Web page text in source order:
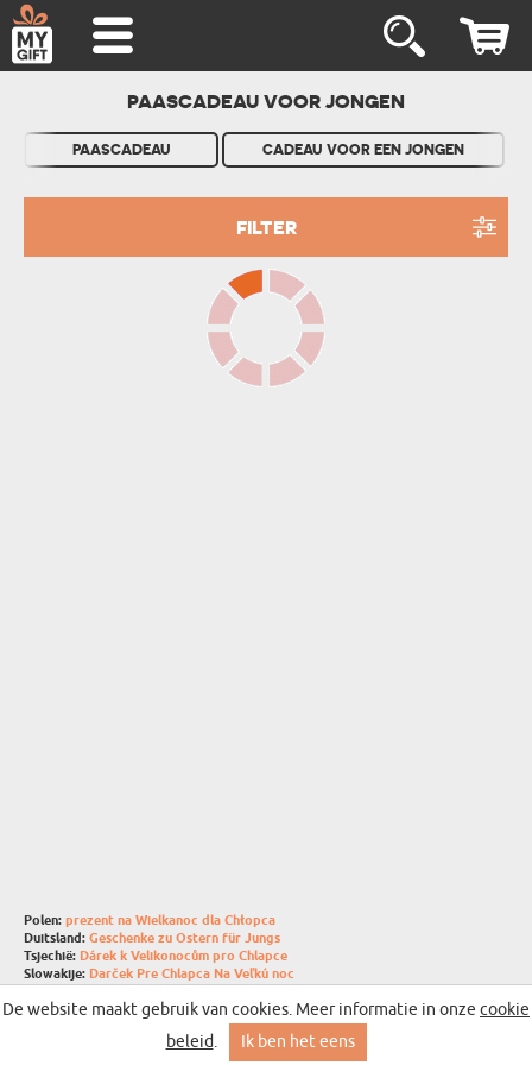
PAASCADEAU VOOR JONGEN
PAASCADEAU CADEAU VOOR EEN JONGEN
FILTER
Polen: prezent na Wielkanoc dla Chłopca
Duitsland: Geschenke zu Ostern für Jungs
Tsjechië: Dárek k Velikonocům pro Chlapce
Slowakije: Darček Pre Chlapca Na Veľkú noc
Hongarije: Ajándék Kisfiúnak Húsvétra
Cadou De Paști Pentru Băieți
De website maakt gebruik van cookies. Meer informatie in onze cookie
beleid. Ik ben het eens